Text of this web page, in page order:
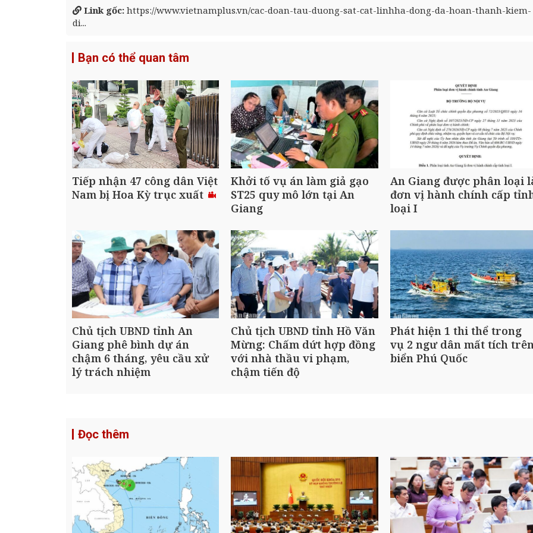
Link gốc: https://www.vietnamplus.vn/cac-doan-tau-duong-sat-cat-linhha-dong-da-hoan-thanh-kiem-
di...
Bạn có thể quan tâm
Tiếp nhận 47 công dân Việt
Nam bị Hoa Kỳ trục xuất
Khởi tố vụ án làm giả gạo
ST25 quy mô lớn tại An
Giang
An Giang được phân loại
đơn vị hành chính cấp
loại I
Chủ tịch UBND tỉnh An
Giang phê bình dự án
chậm 6 tháng, yêu cầu xử
lý trách nhiệm
Chủ tịch UBND tỉnh Hồ Văn
Mừng: Chấm dứt hợp đồng
với nhà thầu vi phạm,
chậm tiến độ
Phát hiện 1 thi thể trong
vụ 2 ngư dân mất tích
biển Phú Quốc
Đọc thêm